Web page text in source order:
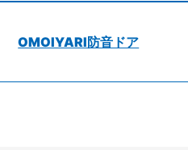
OMOIYARI防音ドア